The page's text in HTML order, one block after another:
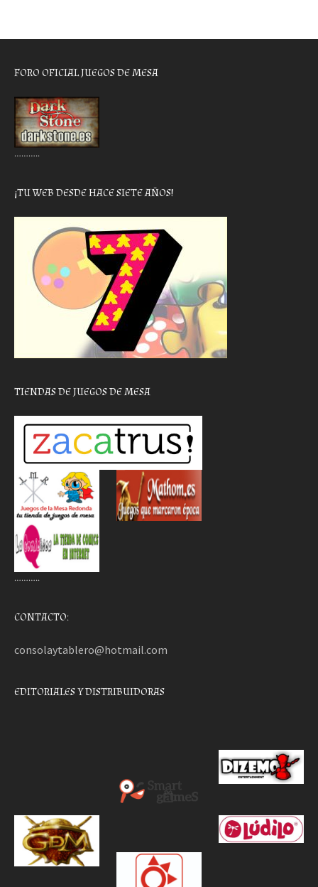
FORO OFICIAL JUEGOS DE MESA
………..
¡TU WEB DESDE HACE SIETE AÑOS!
TIENDAS DE JUEGOS DE MESA
………..
CONTACTO:
consolaytablero@hotmail.com
EDITORIALES Y DISTRIBUIDORAS